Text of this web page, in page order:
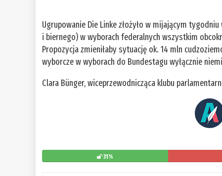
Ugrupowanie Die Linke złożyło w mijającym
i biernego) w wyborach federalnych wszystkim
Propozycja zmieniłaby sytuację ok. 14 mln
wyborcze w wyborach do Bundestagu wyłącznie
Clara Bünger, wiceprzewodnicząca klubu
31%